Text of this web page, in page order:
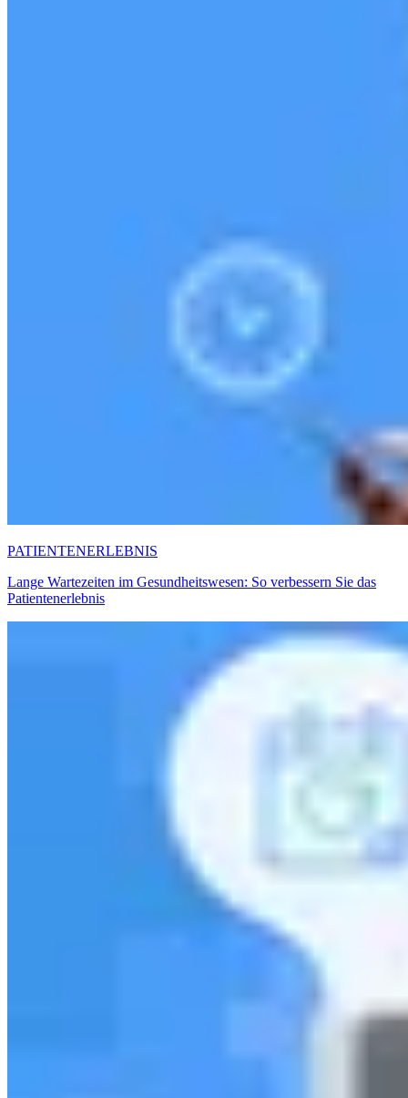
PATIENTENERLEBNIS
Lange Wartezeiten im Gesundheitswesen: So verbessern Sie das
Patientenerlebnis